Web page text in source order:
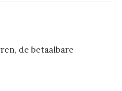
de betaalbare